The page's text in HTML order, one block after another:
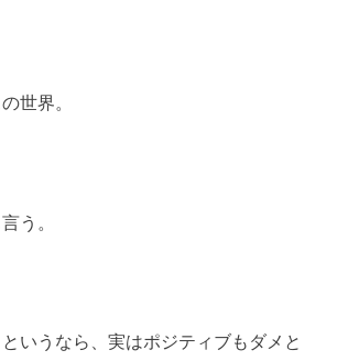
世界。
う。
いうなら、実はポジティブもダメと